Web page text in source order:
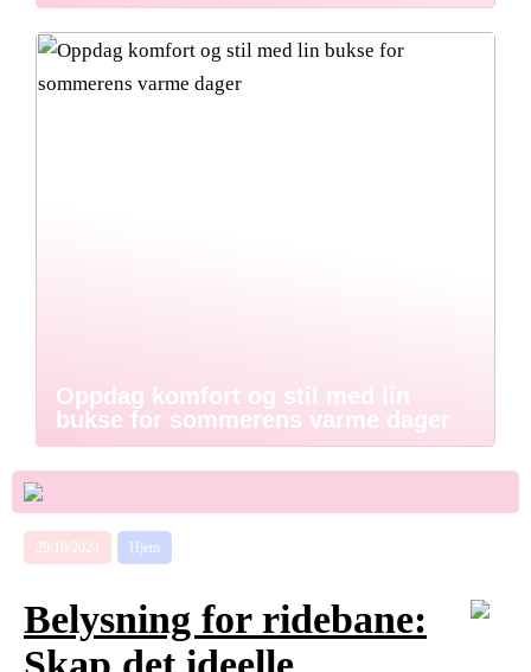
Oppdag komfort og stil med lin
bukse for sommerens varme dager
29/10/2024 Hjem
Belysning for ridebane: